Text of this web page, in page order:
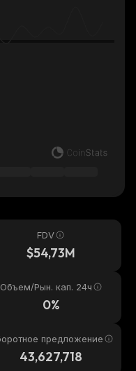
FDV
$54,73M
Объем/Рын. кап. 24ч
0%
предложение
43,627,718